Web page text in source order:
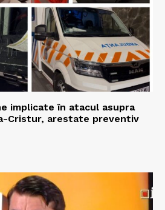
implicate în atacul asupra
Cristur, arestate preventiv